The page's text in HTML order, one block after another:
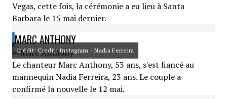
Vegas, cette fois, la cérémonie a eu lieu à Santa
Barbara le 15 mai dernier.
MARC ANTHONY
Crédit: Credit: Instagram - Nadia Ferreira
Le chanteur Marc Anthony, 53 ans, s'est fiancé au
mannequin Nadia Ferreira, 23 ans. Le couple a
confirmé la nouvelle le 12 mai.